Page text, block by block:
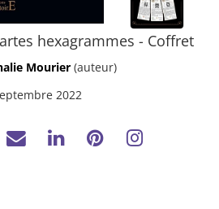
hexagrammes - Coffret
Mourier(auteur)
2022